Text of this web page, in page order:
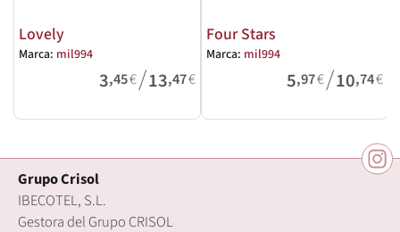
Lovely
Marca: mil994
3,45€/13,47€
Four Stars
Marca: mil994
5,97€/10,74€
Grupo Crisol
IBECOTEL, S.L.
Gestora del Grupo CRISOL